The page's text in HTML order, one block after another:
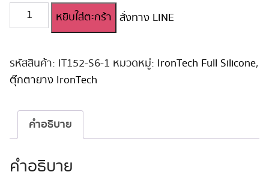
จำนวน
ตุ๊กตา
Full
Silicone
152cm
Candy
หยิบใส่ตะกร้า สั่งทาง LINE
รหัสสินค้า: IT152-S6-1 หมวดหมู่: IronTech Full Silicone,
ตุ๊กตายาง IronTech
คำอธิบาย
คำอธิบาย